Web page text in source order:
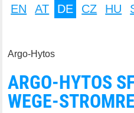
EN AT DE CZ HU
Argo-Hytos
ARGO-HYTOS
WEGE-